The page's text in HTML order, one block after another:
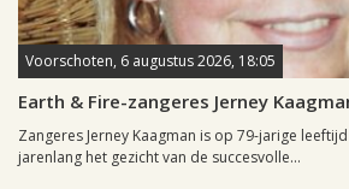
Voorschoten, 6 augustus 2026, 18:05
Earth & Fire-zangeres Jerney
Zangeres Jerney Kaagman is op 79-jarige
jarenlang het gezicht van de succesvolle...